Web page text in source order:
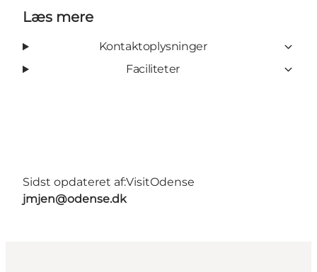
Læs mere
Kontaktoplysninger
Faciliteter
Sidst opdateret af:VisitOdense
jmjen@odense.dk